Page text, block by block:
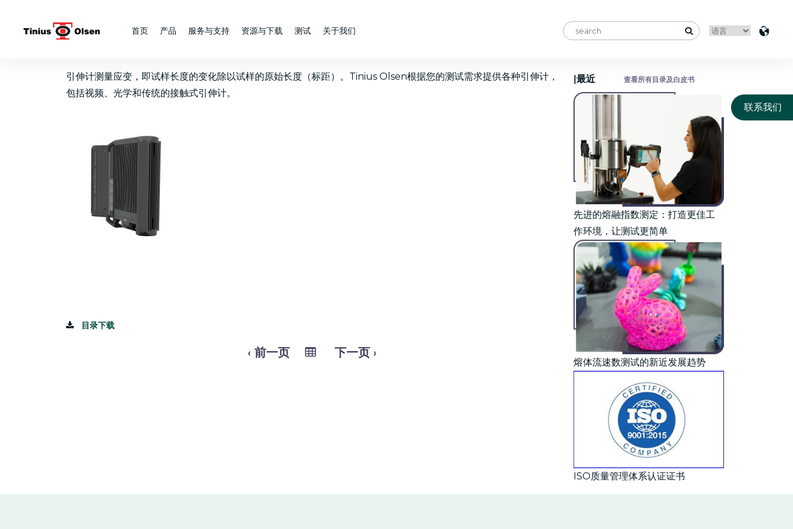
首页 产品 服务与支持 资源与下载 测试 关于我们
引伸计测量应变，即试样长度的变化除以试样的原始长度（标距）。Tinius Olsen根据您的测试需求提供各种引伸计，
包括视频、光学和传统的接触式引伸计。
目录下载
‹ 前一页 下一页 ›
|最近 查看所有目录及白皮书
先进的熔融指数测定：打造更佳工
作环境，让测试更简单
熔体流速数测试的新近发展趋势
ISO质量管理体系认证证书
联系我们